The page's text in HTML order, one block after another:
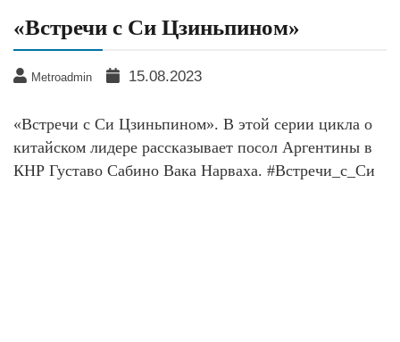
«Встречи с Си Цзиньпином»
Metroadmin 15.08.2023
«Встречи с Си Цзиньпином». В этой серии цикла о
китайском лидере рассказывает посол Аргентины в
КНР Густаво Сабино Вака Нарваха. #Встречи_с_Си